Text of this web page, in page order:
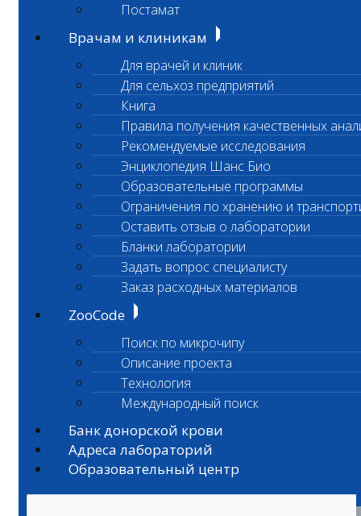
Постамат
Врачам и клиникам
Для врачей и клиник
Для сельхоз предприятий
Книга
Правила получения качественных
Рекомендуемые исследования
Энциклопедия Шанс Био
Образовательные программы
Ограничения по хранению и
Оставить отзыв о лаборатории
Бланки лаборатории
Задать вопрос специалисту
Заказ расходных материалов
ZooCode
Поиск по микрочипу
Описание проекта
Технология
Международный поиск
Банк донорской крови
Адреса лабораторий
Образовательный центр